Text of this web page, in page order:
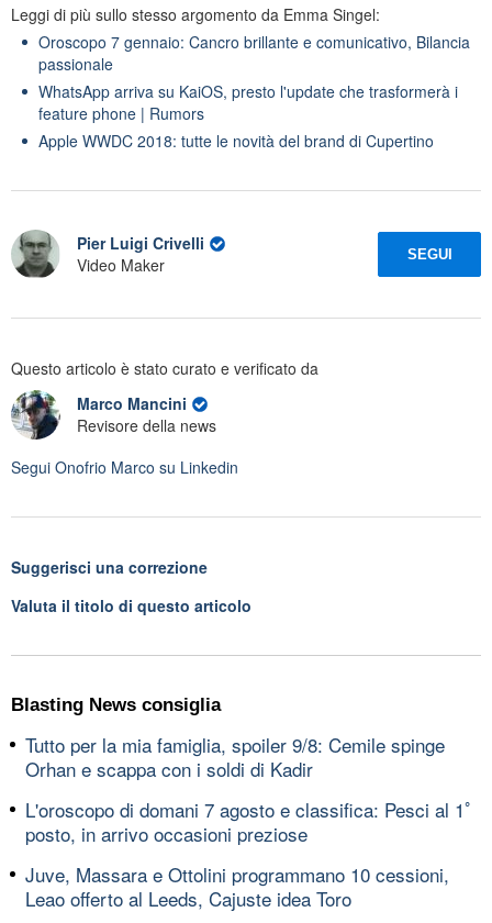
Leggi di più sullo stesso argomento da Emma Singel:
Oroscopo 7 gennaio: Cancro brillante e comunicativo, Bilancia
passionale
WhatsApp arriva su KaiOS, presto l'update che trasformerà i
feature phone | Rumors
Apple WWDC 2018: tutte le novità del brand di Cupertino
Pier Luigi Crivelli
Video Maker
SEGUI
Questo articolo è stato curato e verificato da
Marco Mancini
Revisore della news
Segui Onofrio Marco su Linkedin
Suggerisci una correzione
Valuta il titolo di questo articolo
Blasting News consiglia
Tutto per la mia famiglia, spoiler 9/8: Cemile spinge
Orhan e scappa con i soldi di Kadir
L'oroscopo di domani 7 agosto e classifica: Pesci al 1ﾟ
posto, in arrivo occasioni preziose
Juve, Massara e Ottolini programmano 10 cessioni,
Leao offerto al Leeds, Cajuste idea Toro